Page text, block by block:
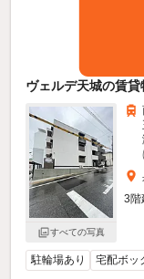
ヴェルデ天城の賃貸
すべての写真
3階
駐輪場あり 宅配ボッ